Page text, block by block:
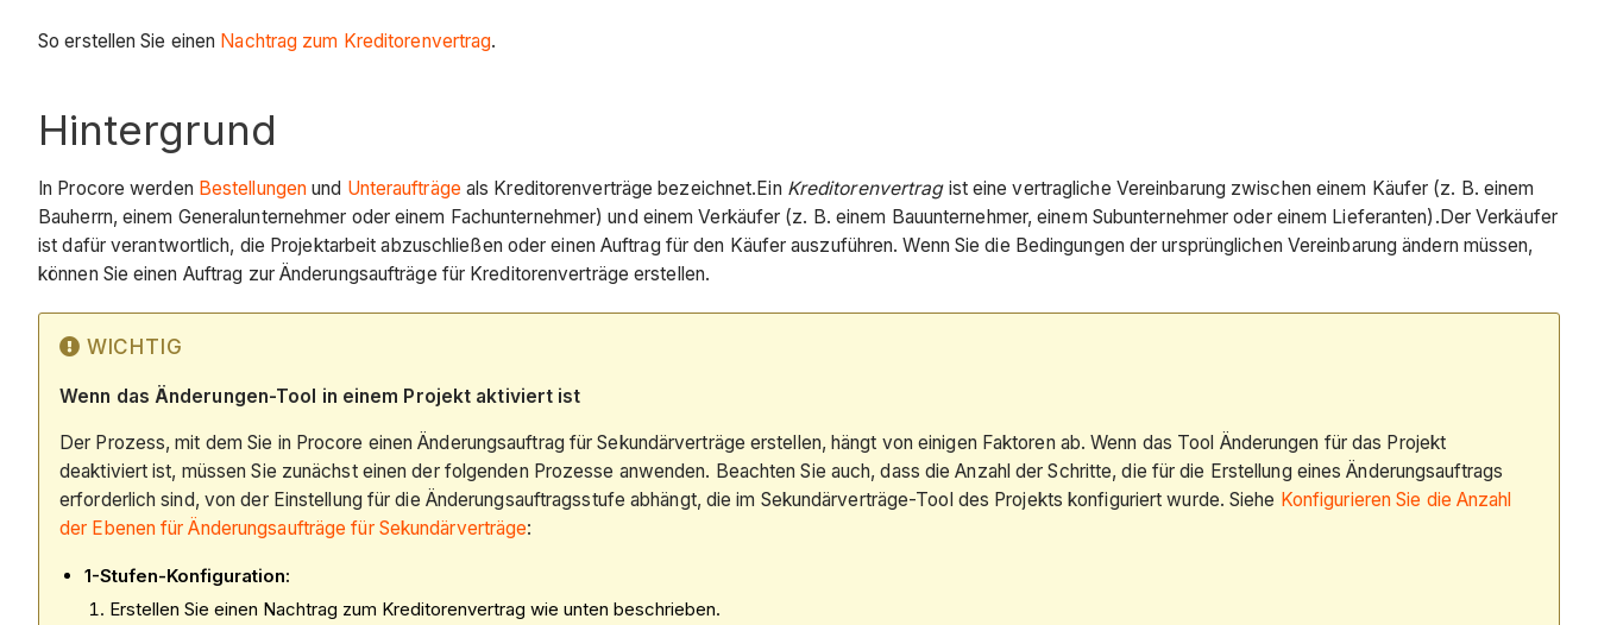
So erstellen Sie einen Nachtrag zum Kreditorenvertrag.
Hintergrund
In Procore werden Bestellungen und Unteraufträge als Kreditorenverträge bezeichnet.Ein Kreditorenvertragist eine vertragliche Vereinbarung zwischen einem Käufer (z. B. einem
Bauherrn, einem Generalunternehmer oder einem Fachunternehmer) und einem Verkäufer (z. B. einem Bauunternehmer, einem Subunternehmer oder einem Lieferanten).Der Verkäufer
ist dafür verantwortlich, die Projektarbeit abzuschließen oder einen Auftrag für den Käufer auszuführen. Wenn Sie die Bedingungen der ursprünglichen Vereinbarung ändern müssen,
können Sie einen Auftrag zur Änderungsaufträge für Kreditorenverträge erstellen.
WICHTIG
Wenn das Änderungen-Tool in einem Projekt aktiviert ist
Der Prozess, mit dem Sie in Procore einen Änderungsauftrag für Sekundärverträge erstellen, hängt von einigen Faktoren ab. Wenn das Tool Änderungen für das Projekt
deaktiviert ist, müssen Sie zunächst einen der folgenden Prozesse anwenden. Beachten Sie auch, dass die Anzahl der Schritte, die für die Erstellung eines Änderungsauftrags
erforderlich sind, von der Einstellung für die Änderungsauftragsstufe abhängt, die im Sekundärverträge-Tool des Projekts konfiguriert wurde. Siehe Konfigurieren Sie die Anzahl
der Ebenen für Änderungsaufträge für Sekundärverträge:
1-Stufen-Konfiguration:
Erstellen Sie einen Nachtrag zum Kreditorenvertrag wie unten beschrieben.